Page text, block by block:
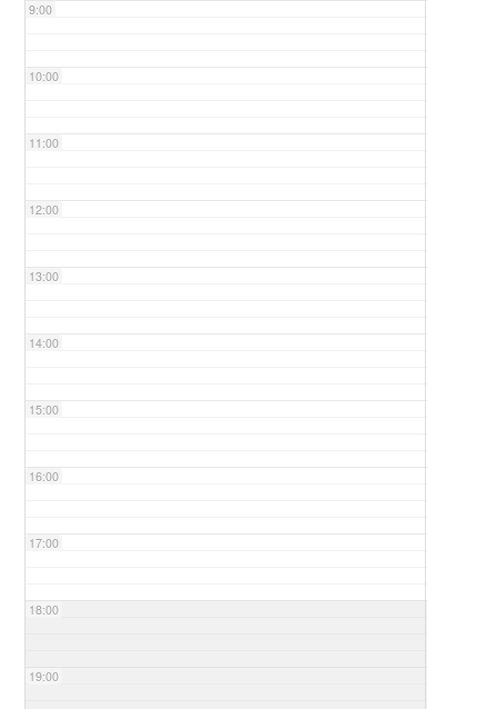
9:00
10:00
11:00
12:00
13:00
14:00
15:00
16:00
17:00
18:00
19:00